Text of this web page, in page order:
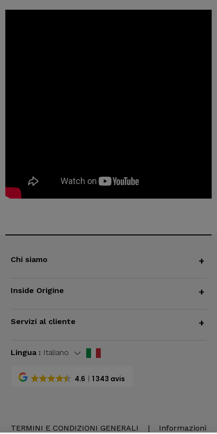
Chi siamo +
Inside Origine +
Servizi al cliente +
Lingua : Italiano
4.6 1 343 avis
TERMINI E CONDIZIONI GENERALI |
Informazioni